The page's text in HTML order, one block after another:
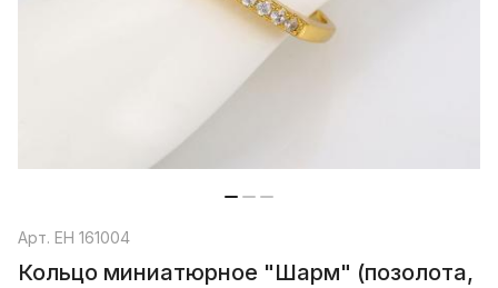
Арт. EH 161004
Кольцо миниатюрное "Шарм" (позолота,